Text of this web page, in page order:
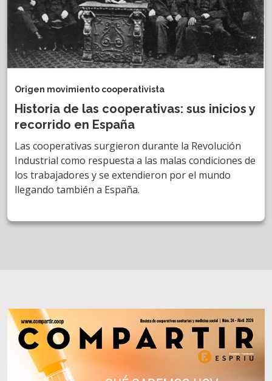
Origen movimiento cooperativista
Historia de las cooperativas: sus inicios y
recorrido en España
Las cooperativas surgieron durante la Revolución
Industrial como respuesta a las malas condiciones de
los trabajadores y se extendieron por el mundo
llegando también a España.